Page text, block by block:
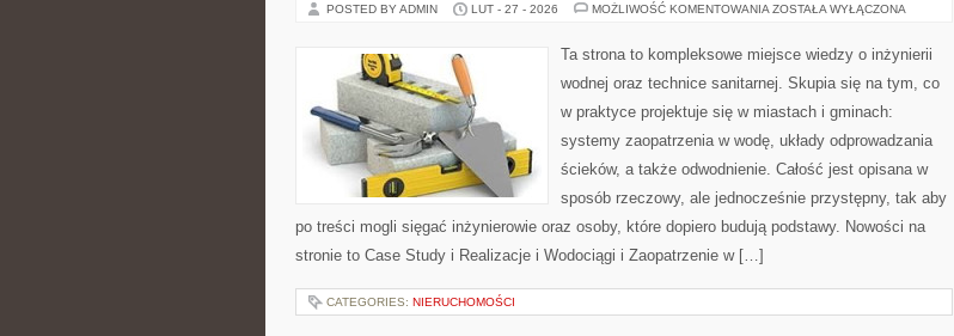
POSTED BY ADMIN LUT - 27 - 2026 MOŻLIWOŚĆ KOMENTOWANIA ZRÓWNOWAŻONE
ZOSTAŁA WYŁĄCZONA
Ta strona to kompleksowe miejsce wiedzy o inżynierii
wodnej oraz technice sanitarnej. Skupia się na tym, co
w praktyce projektuje się w miastach i gminach:
systemy zaopatrzenia w wodę, układy odprowadzania
ścieków, a także odwodnienie. Całość jest opisana w
sposób rzeczowy, ale jednocześnie przystępny, tak aby
po treści mogli sięgać inżynierowie oraz osoby, które dopiero budują podstawy. Nowości na
stronie to Case Study i Realizacje i Wodociągi i Zaopatrzenie w […]
CATEGORIES: NIERUCHOMOŚCI